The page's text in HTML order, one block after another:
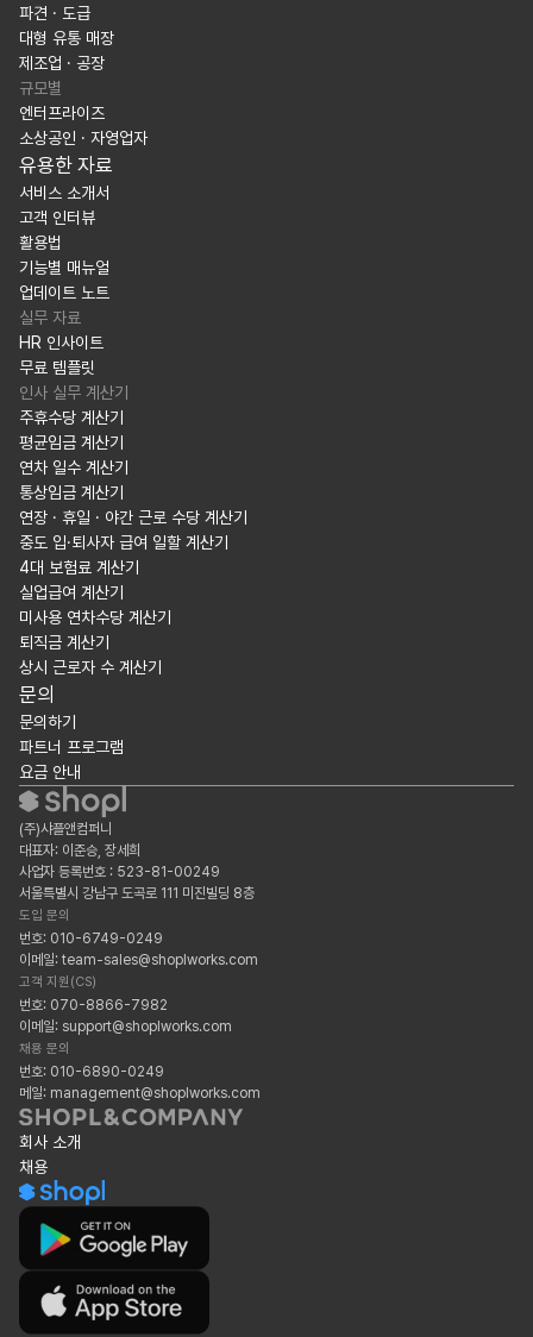
파견 · 도급
대형 유통 매장
제조업 · 공장
규모별
엔터프라이즈
소상공인 · 자영업자
유용한 자료
서비스 소개서
고객 인터뷰
활용법
기능별 매뉴얼
업데이트 노트
실무 자료
HR 인사이트
무료 템플릿
인사 실무 계산기
주휴수당 계산기
평균임금 계산기
연차 일수 계산기
통상임금 계산기
연장 · 휴일 · 야간 근로 수당 계산기
중도 입·퇴사자 급여 일할 계산기
4대 보험료 계산기
실업급여 계산기
미사용 연차수당 계산기
퇴직금 계산기
상시 근로자 수 계산기
문의
문의하기
파트너 프로그램
요금 안내
(주)샤플앤컴퍼니
대표자: 이준승, 장세희
사업자 등록번호 : 523-81-00249
서울특별시 강남구 도곡로 111 미진빌딩 8층
도입 문의
번호: 010-6749-0249
이메일: team-sales@shoplworks.com
고객 지원(CS)
번호: 070-8866-7982
이메일: support@shoplworks.com
채용 문의
번호: 010-6890-0249
메일: management@shoplworks.com
회사 소개
채용